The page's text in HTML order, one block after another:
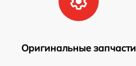
Оригинальные запчасти